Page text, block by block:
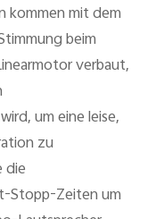
kommen mit dem
beim
verbaut,
um eine leise,
zu
die
Stopp-Zeiten um